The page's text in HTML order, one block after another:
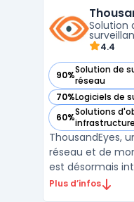
réseau, cette
problèmes e ...
Solution
4.4
90%Solution de
réseau
— voir
70%Logiciels de
— voir
60%Solutions
— voir
ThousandEyes,
réseau et de
est désormais
ainsi ses
Plus d’infos